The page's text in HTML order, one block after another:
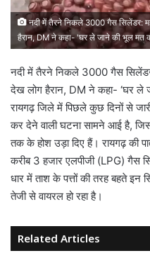
नदी में तैरने निकले 3000 गैस सिलेंडर:
हैरान, DM ने कहा- 'घर ले जाने की भूल मत
नदी में तैरने निकले 3000 गैस सिलेंडर:
देख लोग हैरान, DM ने कहा- ‘घर ले
रायगढ़ जिले में पिछले कुछ दिनों से
कर देने वाली घटना सामने आई है,
तक के होश उड़ा दिए हैं। रायगढ़ की
करीब 3 हजार एलपीजी (LPG) गैस
धार में ताश के पत्तों की तरह बहते इन
तेजी से वायरल हो रहा है।
Related Articles